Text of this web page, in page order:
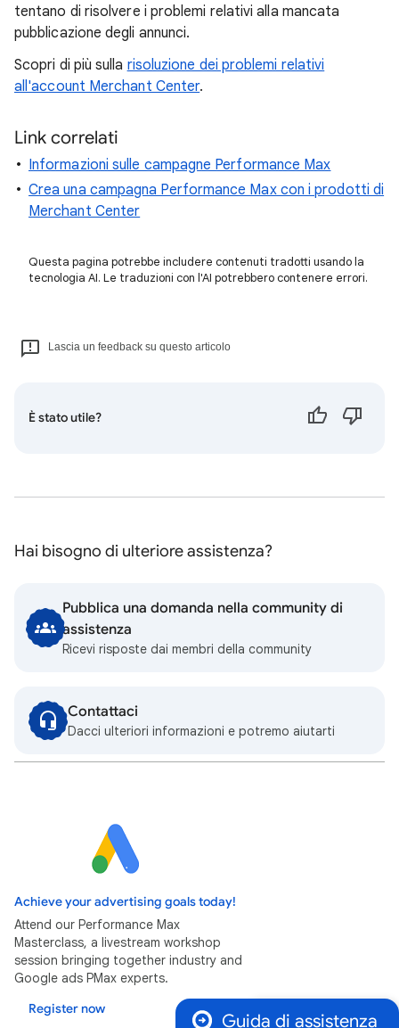
tentano di risolvere i problemi relativi alla mancata
pubblicazione degli annunci.
Scopri di più sulla risoluzione dei problemi relativi
all'account Merchant Center.
Link correlati
Informazioni sulle campagne Performance Max
Crea una campagna Performance Max con i prodotti di
Merchant Center
Questa pagina potrebbe includere contenuti tradotti usando la
tecnologia AI. Le traduzioni con l'AI potrebbero contenere errori.
Lascia un feedback su questo articolo
È stato utile?
Hai bisogno di ulteriore assistenza?
Pubblica una domanda nella community di
assistenza
Ricevi risposte dai membri della community
Contattaci
Dacci ulteriori informazioni e potremo aiutarti
Achieve your advertising goals today!
Attend our Performance Max
Masterclass, a livestream workshop
session bringing together industry and
Google ads PMax experts.
Register now
Guida di assistenza